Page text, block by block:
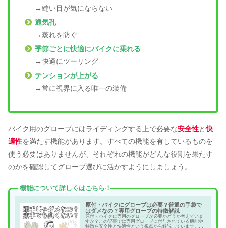
→縫い目が気にならない
通気孔
→蒸れを防ぐ
季節ごとに快適にバイクに乗れる
→快適にツーリング
テンションが上がる
→常に視界に入る唯一の装備
バイク用のグローブにはライディングする上で必要な安全性と快
適性を満たす機能があります。すべての機能を有しているものを
使う必要はありませんが、それぞれの機能がどんな役割を果たす
のかを確認してグローブ選びに活かすようにしましょう。
機能について詳しくはこちら！
原付・バイクにグローブは必要？普通の手袋で
はダメなの？専用グローブの特徴解説
原付・バイクに専用のグローブが必要かどうか考えていま
すか？この記事では専用グローブに付与されている機能や
特徴を安全性と快適性という視点から解説しています。こ